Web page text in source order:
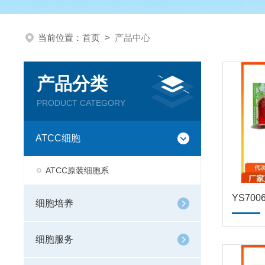
当前位置： 首页 > 产品中心
产品分类
PRODUCT CATEGORY
ATCC细胞
ATCC原装细胞系
细胞培养
细胞服务